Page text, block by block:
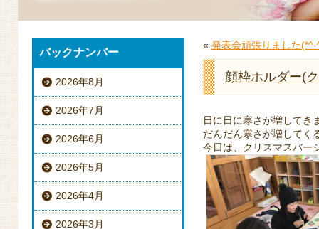
バックナンバー
2026年8月
2026年7月
2026年6月
2026年5月
2026年4月
2026年3月
« 発表会頑張りました(*^-
顔枠ホルダー(
日に日に寒さが増してき
だんだん寒さが増してく
今日は、クリスマスバー